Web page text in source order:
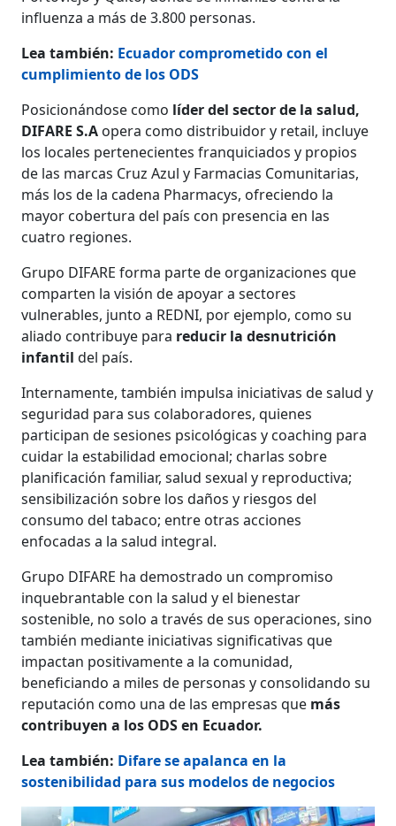
influenza a más de 3.800 personas.
Lea también: Ecuador comprometido con el
cumplimiento de los ODS
Posicionándose como líder del sector de la salud,
DIFARE S.A opera como distribuidor y retail, incluye
los locales pertenecientes franquiciados y propios
de las marcas Cruz Azul y Farmacias Comunitarias,
más los de la cadena Pharmacys, ofreciendo la
mayor cobertura del país con presencia en las
cuatro regiones.
Grupo DIFARE forma parte de organizaciones que
comparten la visión de apoyar a sectores
vulnerables, junto a REDNI, por ejemplo, como su
aliado contribuye para reducir la desnutrición
infantildel país.
Internamente, también impulsa iniciativas de salud y
seguridad para sus colaboradores, quienes
participan de sesiones psicológicas y coaching para
cuidar la estabilidad emocional; charlas sobre
planificación familiar, salud sexual y reproductiva;
sensibilización sobre los daños y riesgos del
consumo del tabaco; entre otras acciones
enfocadas a la salud integral.
Grupo DIFARE ha demostrado un compromiso
inquebrantable con la salud y el bienestar
sostenible, no solo a través de sus operaciones, sino
también mediante iniciativas significativas que
impactan positivamente a la comunidad,
beneficiando a miles de personas y consolidando su
reputación como una de las empresas que más
contribuyen a los ODS en Ecuador.
Lea también: Difare se apalanca en la
sostenibilidad para sus modelos de negocios